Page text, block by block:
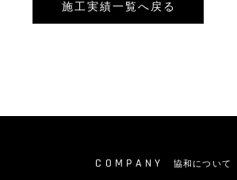
施工実績一覧へ戻る
協和について